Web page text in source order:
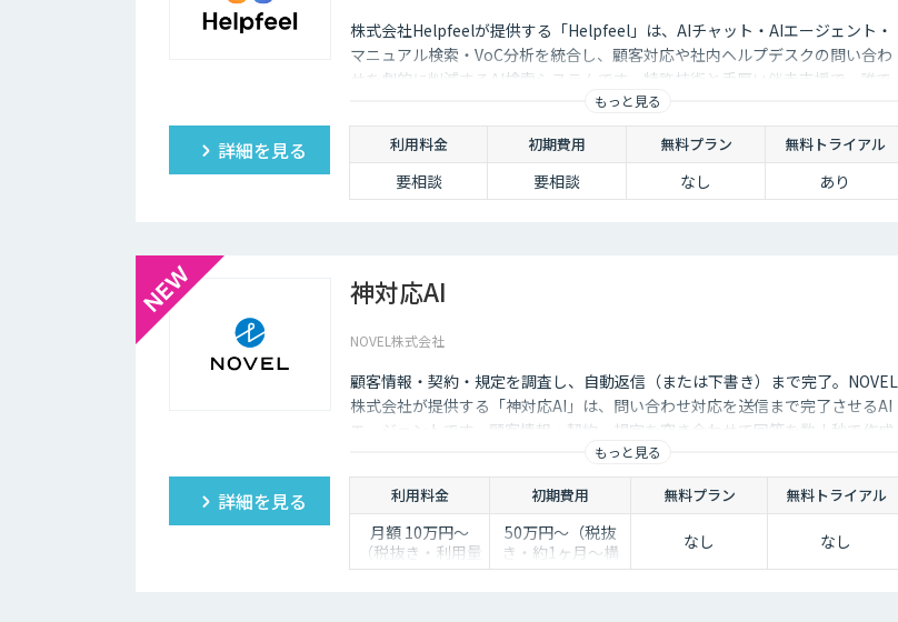
株式会社Helpfeelが提供する「Helpfeel」は、AIチャット・AIエージェント・
マニュアル検索・VoC分析を統合し、顧客対応や社内ヘルプデスクの問い合わ
せを劇的に削減するAI検索システムです。特許技術と手厚い伴走支援で、誰で
もっと見る
詳細を見る 利用料金 初期費用 無料プラン 無料トライアル
要相談 要相談 なし あり
神対応AI
NOVEL株式会社
顧客情報・契約・規定を調査し、自動返信（または下書き）まで完了。NOVEL
株式会社が提供する「神対応AI」は、問い合わせ対応を送信まで完了させるAI
エージェントです。顧客情報・契約・規定を突き合わせて回答を数十秒で作成
し、自動送信か下書き止めかを選べます。
もっと見る
詳細を見る 利用料金 初期費用 無料プラン 無料トライアル
月額 10万円〜
（税抜き・利用量
に応じて見積り）
50万円〜（税抜
き・約1ヶ月〜構
築）
なし なし